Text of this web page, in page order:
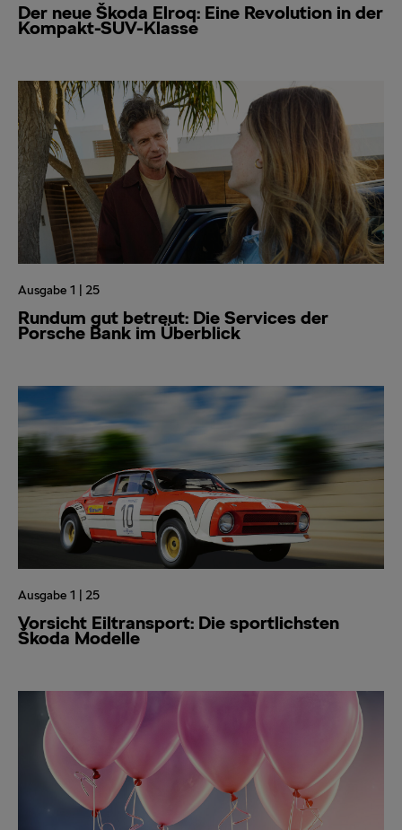
Der neue Škoda Elroq: Eine Revolution in der
Kompakt-SUV-Klasse
Ausgabe 1 | 25
Rundum gut betreut: Die Services der
Porsche Bank im Überblick
Ausgabe 1 | 25
Vorsicht Eiltransport: Die sportlichsten
Škoda Modelle